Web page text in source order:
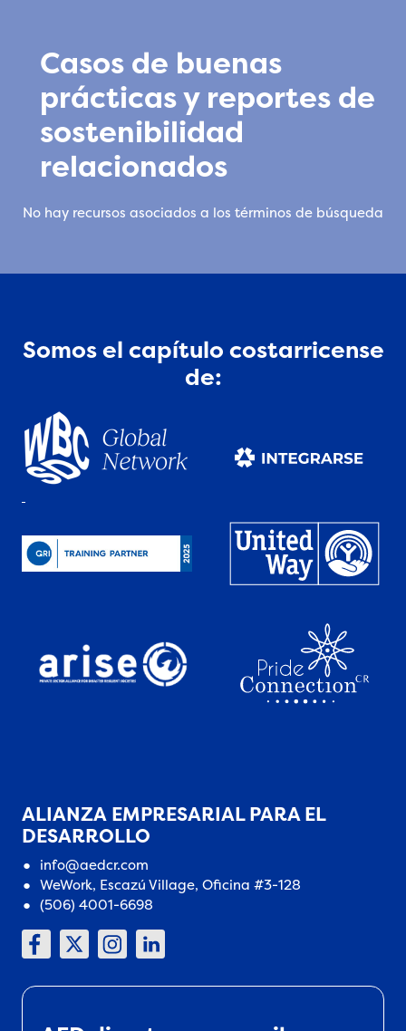
Casos de buenas
prácticas y reportes de
sostenibilidad
relacionados
No hay recursos asociados a los términos de búsqueda
Somos el capítulo costarricense
de:
ALIANZA EMPRESARIAL PARA EL
DESARROLLO
info@aedcr.com
WeWork, Escazú Village, Oficina #3-128
(506) 4001-6698